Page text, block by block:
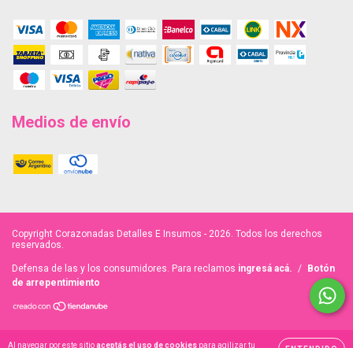
Al navegar por este sitioaceptás el uso de cookies para agilizar tu
Medios de envío
Copyright Corazonadas Detalles E Insumos - 2026. Todos los derechos
reservados.
Defensa de las y los consumidores. Para reclamos ingresá acá. /
Botón
de arrepentimiento